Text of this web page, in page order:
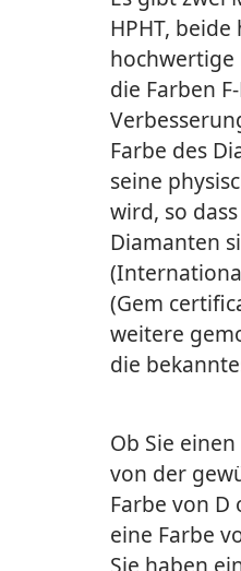
HPHT,
hochwertige
die Farben
Farbe des
seine
wird, so
Diamanten
(Gem
weitere
die
Ob Sie
von der
Farbe von D
eine Farbe
Sie haben